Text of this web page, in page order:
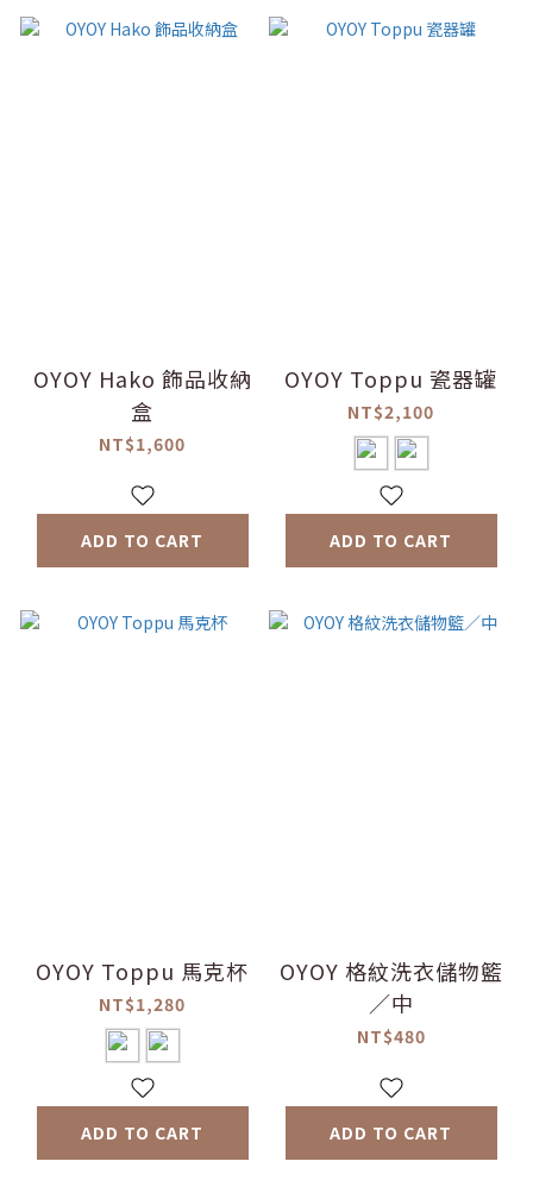
OYOY Hako 飾品收納
盒
NT$1,600
ADD TO CART
OYOY Toppu 瓷器罐
NT$2,100
ADD TO CART
OYOY Toppu 馬克杯
NT$1,280
ADD TO CART
OYOY 格紋洗衣儲物籃
／中
NT$480
ADD TO CART